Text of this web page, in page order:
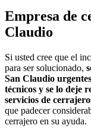
Empresa de
Claudio
Si usted cree que el
para ser solucionado,
San Claudio
técnicos y se lo deje
servicios de
que padecer
cerrajero en su ayuda.